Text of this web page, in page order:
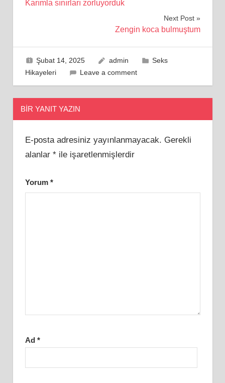
Karımla sınırları zorluyorduk
Next Post
Zengin koca bulmuştum
Şubat 14, 2025 admin
Seks
Hikayeleri
Leave a comment
BIR YANIT YAZIN
E-posta adresiniz yayınlanmayacak. Gerekli
alanlar *ile işaretlenmişlerdir
Yorum *
Ad *